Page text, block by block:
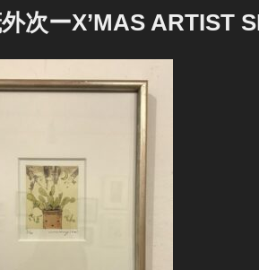
次ーX’MAS ARTIST